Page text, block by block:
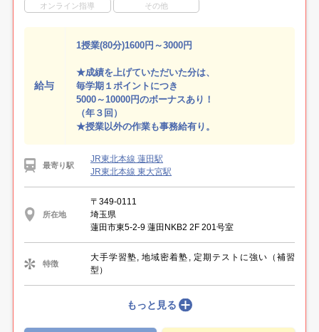
オンライン指導 その他
給与
1授業(80分)1600円～3000円
★成績を上げていただいた分は、
毎学期１ポイントにつき
5000～10000円のボーナスあり！
（年３回）
★授業以外の作業も事務給有り。
最寄り駅
JR東北本線 蓮田駅
JR東北本線 東大宮駅
所在地
〒349-0111
埼玉県
蓮田市東5-2-9 蓮田NKB2 2F 201号室
特徴
大手学習塾, 地域密着塾, 定期テストに強い（補習
型）
もっと見る